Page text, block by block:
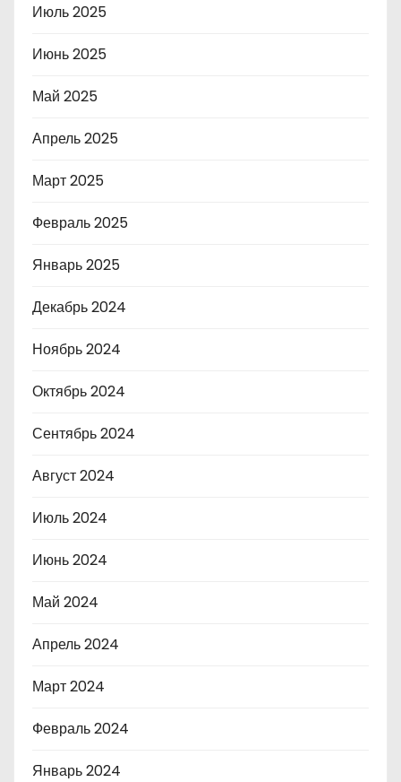
Июль 2025
Июнь 2025
Май 2025
Апрель 2025
Март 2025
Февраль 2025
Январь 2025
Декабрь 2024
Ноябрь 2024
Октябрь 2024
Сентябрь 2024
Август 2024
Июль 2024
Июнь 2024
Май 2024
Апрель 2024
Март 2024
Февраль 2024
Январь 2024